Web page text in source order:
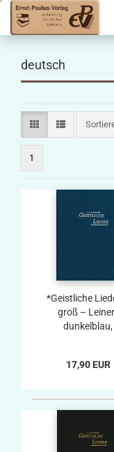
deutsch
1
*Geistliche
groß –
dunkelblau,
17,90 EUR